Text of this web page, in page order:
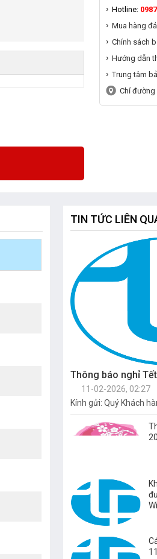
Hotline:
Mua hàng
Chính sách
Hướng dẫn
Trung tâm
Chỉ đường
TIN TỨC LIÊN
Thông báo nghỉ
11-02-2026, 02:27
Kính gửi: Quý Khách